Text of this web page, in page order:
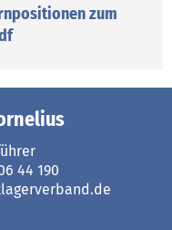
zum
44 190